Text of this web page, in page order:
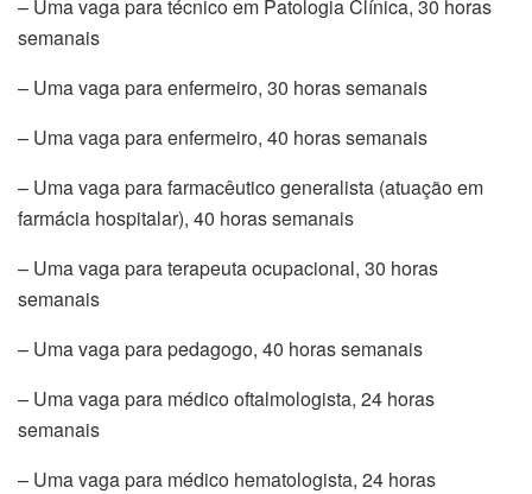
– Uma vaga para técnico em Patologia Clínica, 30 horas
semanais
– Uma vaga para enfermeiro, 30 horas semanais
– Uma vaga para enfermeiro, 40 horas semanais
– Uma vaga para farmacêutico generalista (atuação em
farmácia hospitalar), 40 horas semanais
– Uma vaga para terapeuta ocupacional, 30 horas
semanais
– Uma vaga para pedagogo, 40 horas semanais
– Uma vaga para médico oftalmologista, 24 horas
semanais
– Uma vaga para médico hematologista, 24 horas